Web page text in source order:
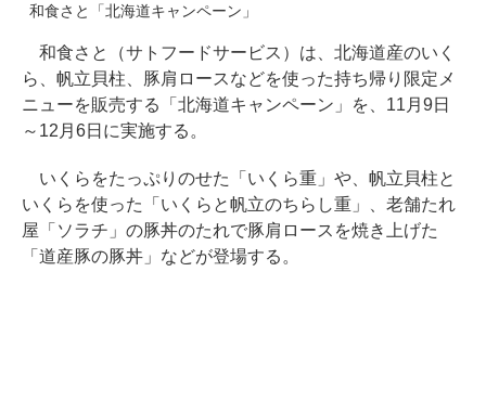
和食さと「北海道キャンペーン」
和食さと（サトフードサービス）は、北海道産のいく
ら、帆立貝柱、豚肩ロースなどを使った持ち帰り限定メ
ニューを販売する「北海道キャンペーン」を、11月9日
～12月6日に実施する。
いくらをたっぷりのせた「いくら重」や、帆立貝柱と
いくらを使った「いくらと帆立のちらし重」、老舗たれ
屋「ソラチ」の豚丼のたれで豚肩ロースを焼き上げた
「道産豚の豚丼」などが登場する。